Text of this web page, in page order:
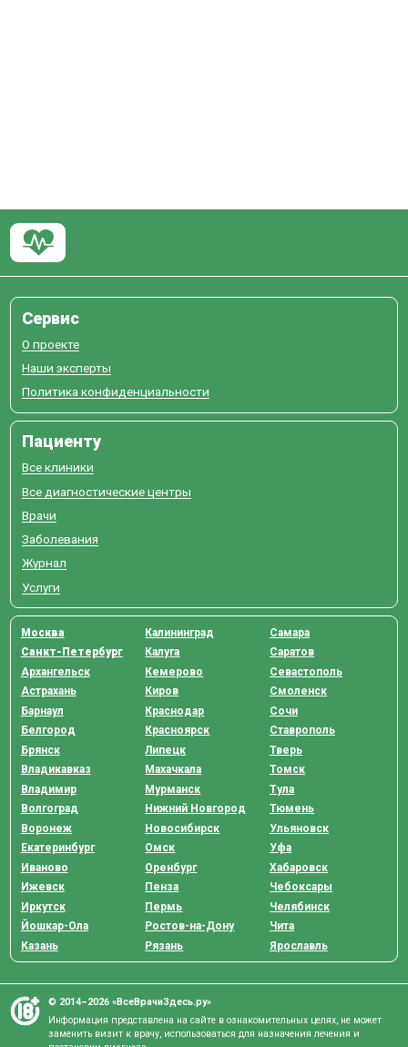
Сервис
О проекте
Наши эксперты
Политика конфиденциальности
Пациенту
Все клиники
Все диагностические центры
Врачи
Заболевания
Журнал
Услуги
Москва
Санкт-Петербург
Архангельск
Астрахань
Барнаул
Белгород
Брянск
Владикавказ
Владимир
Волгоград
Воронеж
Екатеринбург
Иваново
Ижевск
Иркутск
Йошкар-Ола
Казань
Калининград
Калуга
Кемерово
Киров
Краснодар
Красноярск
Липецк
Махачкала
Мурманск
Нижний Новгород
Новосибирск
Омск
Оренбург
Пенза
Пермь
Ростов-на-Дону
Рязань
Самара
Саратов
Севастополь
Смоленск
Сочи
Ставрополь
Тверь
Томск
Тула
Тюмень
Ульяновск
Уфа
Хабаровск
Чебоксары
Челябинск
Чита
Ярославль
© 2014–2026 «ВсеВрачиЗдесь.ру»
Информация представлена на сайте в ознакомительных целях, не может
заменить визит к врачу, использоваться для назначения лечения и